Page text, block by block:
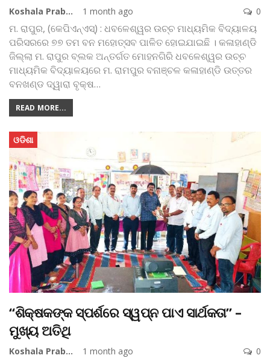
Koshala Prabaha 1 month ago 0
ମ. ରାପୁର, (କେପିଏନ୍‌ଏସ୍‌) : ଧବଳେଶ୍ୱର ଉଚ୍ଚ ମାଧ୍ୟମିକ ବିଦ୍ୟାଳୟ
ପରିସରରେ ୭୭ ତମ ବନ ମହୋତ୍ସବ ପାଳିତ ହୋଇଯାଇଛି । କଳାହାଣ୍ଡି
ଜିଲ୍ଲା ମ. ରାପୁର ବ୍ଲକ ଅନ୍ତର୍ଗତ ମୋହନଗିରି ଧବଳେଶ୍ୱର ଉଚ୍ଚ
ମାଧ୍ୟମିକ ବିଦ୍ୟାଳୟରେ ମ. ରାମପୁର ବନାଞ୍ଚଳ କଳାହାଣ୍ଡି ଉତ୍ତର
ବନଖଣ୍ଡ ଦ୍ୱାରା ବୃକ୍ଷ…
READ MORE...
ଓଡିଶା
“ଶିକ୍ଷକଙ୍କ ସ୍ପର୍ଶରେ ସ୍ୱପ୍ନ ପାଏ ସାର୍ଥକତା” –
ମୁଖ୍ୟ ଅତିଥି
Koshala Prabaha 1 month ago 0